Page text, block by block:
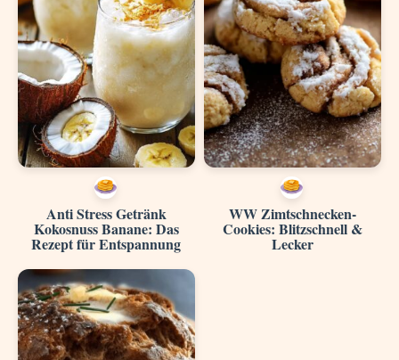
Anti Stress Getränk
Kokosnuss Banane: Das
Rezept für Entspannung
WW Zimtschnecken-
Cookies: Blitzschnell &
Lecker